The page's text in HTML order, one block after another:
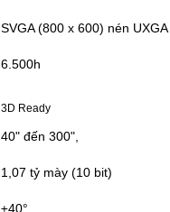
SVGA (800 x 600) nén
6.500h
3D Ready
40" đến 300",
1,07 tỷ mày (10 bit)
±40°